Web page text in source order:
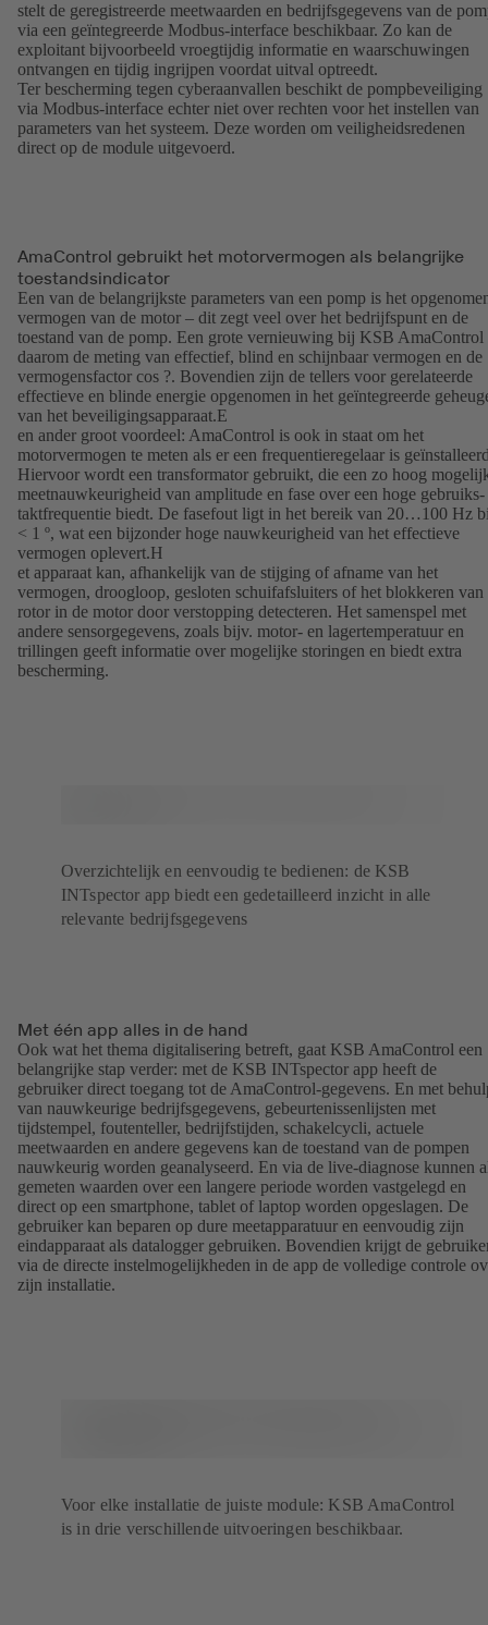
stelt de geregistreerde meetwaarden en bedrijfsgegevens van de
via een geïntegreerde Modbus-interface beschikbaar. Zo kan de
exploitant bijvoorbeeld vroegtijdig informatie en waarschuwingen
ontvangen en tijdig ingrijpen voordat uitval optreedt.
Ter bescherming tegen cyberaanvallen beschikt de pompbeveiliging
via Modbus-interface echter niet over rechten voor het instellen van
parameters van het systeem. Deze worden om veiligheidsredenen
direct op de module uitgevoerd.
AmaControl gebruikt het motorvermogen als belangrijke
toestandsindicator
Een van de belangrijkste parameters van een pomp is het
vermogen van de motor – dit zegt veel over het bedrijfspunt en de
toestand van de pomp. Een grote vernieuwing bij KSB AmaControl
daarom de meting van effectief, blind en schijnbaar vermogen en de
vermogensfactor cos ?. Bovendien zijn de tellers voor gerelateerde
effectieve en blinde energie opgenomen in het geïntegreerde
van het beveiligingsapparaat.E
en ander groot voordeel: AmaControl is ook in staat om het
motorvermogen te meten als er een frequentieregelaar is
Hiervoor wordt een transformator gebruikt, die een zo hoog
meetnauwkeurigheid van amplitude en fase over een hoge gebruiks-
taktfrequentie biedt. De fasefout ligt in het bereik van 20…100 Hz
< 1 º, wat een bijzonder hoge nauwkeurigheid van het effectieve
vermogen oplevert.H
et apparaat kan, afhankelijk van de stijging of afname van het
vermogen, droogloop, gesloten schuifafsluiters of het blokkeren van
rotor in de motor door verstopping detecteren. Het samenspel met
andere sensorgegevens, zoals bijv. motor- en lagertemperatuur en
trillingen geeft informatie over mogelijke storingen en biedt extra
bescherming.
Overzichtelijk en eenvoudig te bedienen: de KSB
INTspector app biedt een gedetailleerd inzicht in alle
relevante bedrijfsgegevens
Met één app alles in de hand
Ook wat het thema digitalisering betreft, gaat KSB AmaControl een
belangrijke stap verder: met de KSB INTspector app heeft de
gebruiker direct toegang tot de AmaControl-gegevens. En met
van nauwkeurige bedrijfsgegevens, gebeurtenissenlijsten met
tijdstempel, foutenteller, bedrijfstijden, schakelcycli, actuele
meetwaarden en andere gegevens kan de toestand van de pompen
nauwkeurig worden geanalyseerd. En via de live-diagnose kunnen
gemeten waarden over een langere periode worden vastgelegd en
direct op een smartphone, tablet of laptop worden opgeslagen. De
gebruiker kan beparen op dure meetapparatuur en eenvoudig zijn
eindapparaat als datalogger gebruiken. Bovendien krijgt de
via de directe instelmogelijkheden in de app de volledige controle
zijn installatie.
Voor elke installatie de juiste module: KSB AmaControl
is in drie verschillende uitvoeringen beschikbaar.